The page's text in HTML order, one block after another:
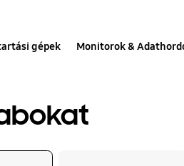
gépek Monitorok &